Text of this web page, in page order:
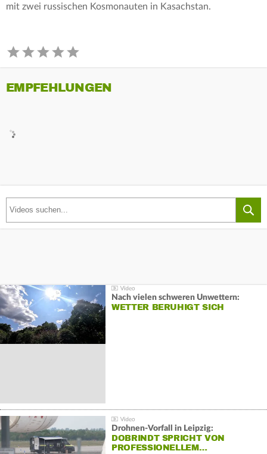
mit zwei russischen Kosmonauten in Kasachstan.
EMPFEHLUNGEN
Nach vielen schweren Unwettern:
WETTER BERUHIGT SICH
Drohnen-Vorfall in Leipzig:
DOBRINDT SPRICHT VON
PROFESSIONELLEM…